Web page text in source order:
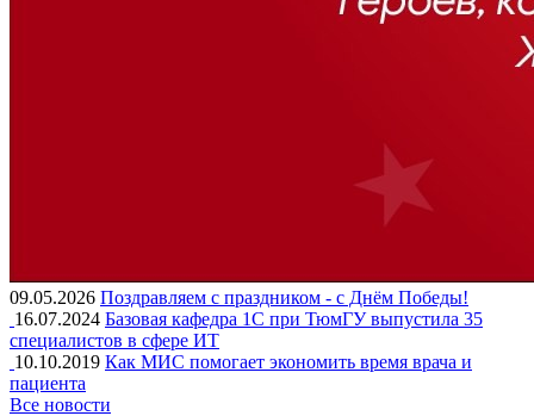
09.05.2026 Поздравляем с праздником - с Днём Победы!
16.07.2024 Базовая кафедра 1С при ТюмГУ выпустила 35
специалистов в сфере ИТ
10.10.2019 Как МИС помогает экономить время врача и
пациента
Все новости